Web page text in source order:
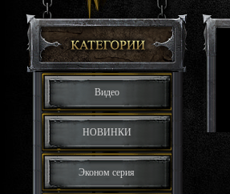
Видео
НОВИНКИ
Эконом серия